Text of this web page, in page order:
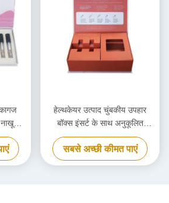
हेल्थकेयर उत्पाद चुंबकीय उपहार
बॉक्स इंसर्ट के साथ अनुकूलित
चुंबकीय पैकेजिंग बॉक्स
सबसे अच्छी कीमत पाएं